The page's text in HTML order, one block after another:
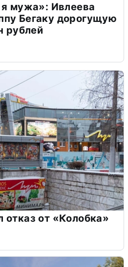
я мужа»: Ивлеева
Бегаку дорогущую
рублей
отказ от «Колобка»